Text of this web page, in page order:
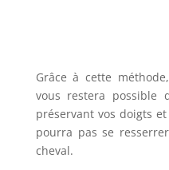
Grâce à cette
vous restera
préservant vos doigts
pourra pas se
cheval.